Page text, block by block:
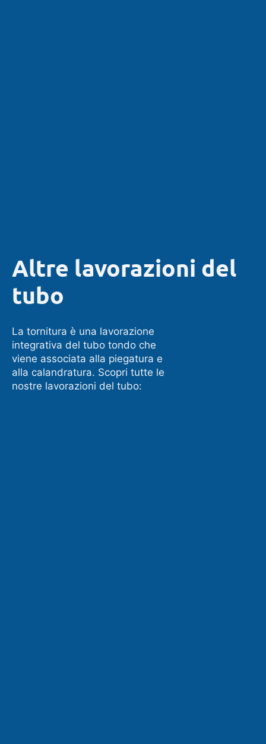
Altre lavorazioni del
tubo
La tornitura è una lavorazione
integrativa del tubo tondo che
viene associata alla piegatura e
alla calandratura. Scopri tutte le
nostre lavorazioni del tubo: